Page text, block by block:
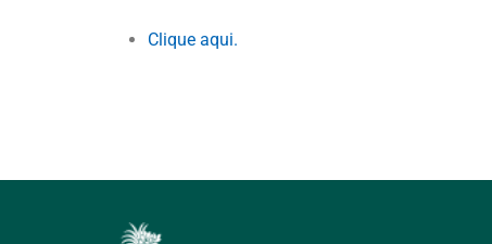
Clique aqui.